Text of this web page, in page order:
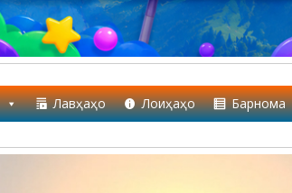
Лавҳаҳо Лоиҳаҳо Барнома